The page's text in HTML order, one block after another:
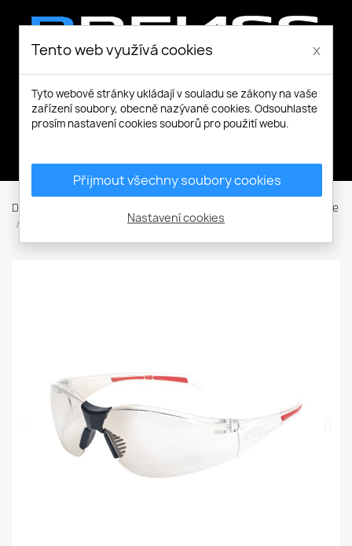
Domů
Ochranné brýle
JSP brýle STEALTH 8000 AS
Tento web využívá cookies x
Tyto webové stránky ukládají v souladu se zákony na vaše
zařízení soubory, obecně nazývané cookies. Odsouhlaste
prosím nastavení cookies souborů pro použití webu.
Přijmout všechny soubory cookies
Nastavení cookies